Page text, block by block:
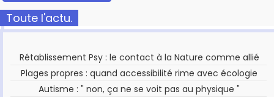
Toute l'actu.
Rétablissement Psy : le contact à la Nature comme allié
Plages propres : quand accessibilité rime avec écologie
Autisme : " non, ça ne se voit pas au physique "